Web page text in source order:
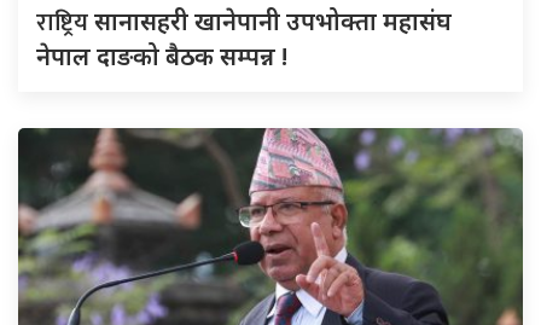
राष्ट्रियसानासहरी खानेपानी उपभोक्ता महासंघ
नेपाल दाङको बैठक सम्पन्न !